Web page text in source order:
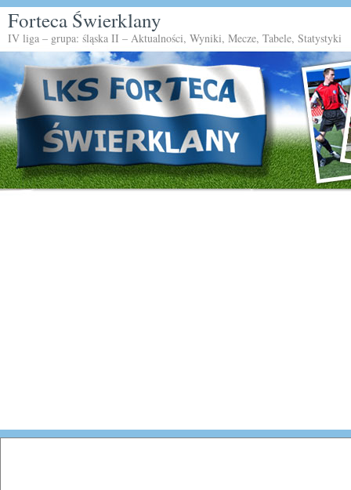
Forteca Świerklany
IV liga – grupa: śląska II – Aktualności, Wyniki, Mecze, Tabele, Statystyki